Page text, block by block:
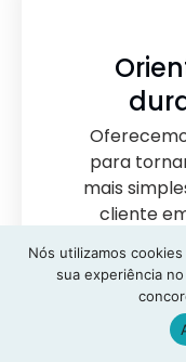
para
mais
cliente
Nós utilizamos
sua experiência